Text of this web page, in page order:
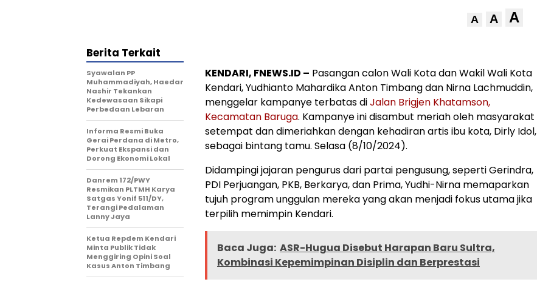
A A A
KENDARI, FNEWS.ID – Pasangan calon Wali Kota dan Wakil Wali Kota
Kendari, Yudhianto Mahardika Anton Timbang dan Nirna Lachmuddin,
menggelar kampanye terbatas diJalan Brigjen Khatamson,
Kecamatan Baruga. Kampanye ini disambut meriah oleh masyarakat
setempat dan dimeriahkan dengan kehadiran artis ibu kota, Dirly Idol,
sebagai bintang tamu. Selasa (8/10/2024).
Didampingi jajaran pengurus dari partai pengusung, seperti Gerindra,
PDI Perjuangan, PKB, Berkarya, dan Prima, Yudhi-Nirna memaparkan
tujuh program unggulan mereka yang akan menjadi fokus utama jika
terpilih memimpin Kendari.
Baca Juga: ASR-Hugua Disebut Harapan Baru Sultra,
Kombinasi Kepemimpinan Disiplin dan Berprestasi
Berita Terkait
Syawalan PP
Muhammadiyah, Haedar
Nashir Tekankan
Kedewasaan Sikapi
Perbedaan Lebaran
Informa Resmi Buka
Gerai Perdana di Metro,
Perkuat Ekspansi dan
Dorong Ekonomi Lokal
Danrem 172/PWY
Resmikan PLTMH Karya
Satgas Yonif 511/DY,
Terangi Pedalaman
Lanny Jaya
Ketua Repdem Kendari
Minta Publik Tidak
Menggiring Opini Soal
Kasus Anton Timbang